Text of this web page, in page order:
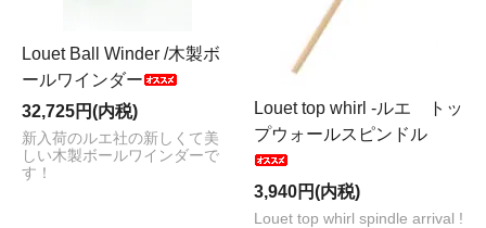
Louet Ball Winder /木製ボ
ールワインダー
32,725円(内税)
新入荷のルエ社の新しくて美
しい木製ボールワインダーで
す！
Louet top whirl -ルエ トッ
プウォールスピンドル
3,940円(内税)
Louet top whirl spindle arrival !